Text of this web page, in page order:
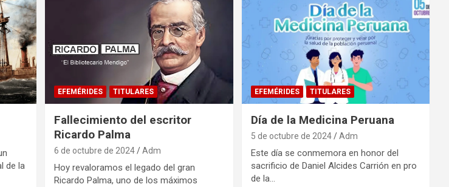
de la
EFEMÉRIDES TITULARES
Fallecimiento del escritor
Ricardo Palma
6 de octubre de 2024 Adm
Hoy revaloramos el legado del gran
Ricardo Palma, uno de los máximos
EFEMÉRIDES TITULARES
Día de la Medicina Peruana
5 de octubre de 2024 Adm
Este día se conmemora en honor del
sacrificio de Daniel Alcides Carrión en pro
de la…